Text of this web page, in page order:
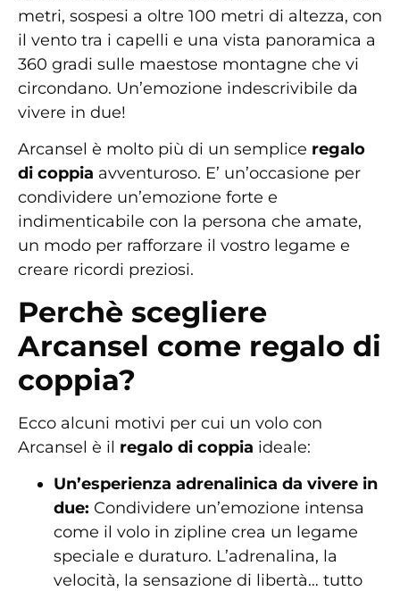
metri, sospesi a oltre 100 metri di altezza, con
il vento tra i capelli e una vista panoramica a
360 gradi sulle maestose montagne che vi
circondano. Un’emozione indescrivibile da
vivere in due!
Arcansel è molto più di un semplice regalo
di coppia avventuroso. E’ un’occasione per
condividere un’emozione forte e
indimenticabile con la persona che amate,
un modo per rafforzare il vostro legame e
creare ricordi preziosi.
Perchè scegliere
Arcansel come regalo di
coppia?
Ecco alcuni motivi per cui un volo con
Arcansel è il regalo di coppia ideale:
Un’esperienza adrenalinica da vivere in
due: Condividere un’emozione intensa
come il volo in zipline crea un legame
speciale e duraturo. L’adrenalina, la
velocità, la sensazione di libertà… tutto